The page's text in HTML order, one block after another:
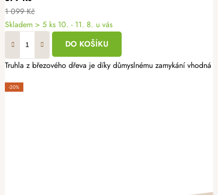
1 099 Kč
Skladem > 5 ks 10. - 11. 8. u vás
DO KOŠÍKU
Truhla z březového dřeva je díky důmyslnému zamykání
-20%